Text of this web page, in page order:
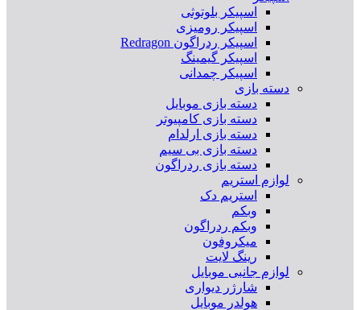
اسپیکر بلوتوثی
اسپیکر رومیزی
اسپیکر ردراگون Redragon
اسپیکر گیمینگ
اسپیکر چمدانی
دسته بازی
دسته بازی موبایل
دسته بازی کامپیوتر
دسته بازی ارلدام
دسته بازی بی سیم
دسته بازی ردراگون
لوازم استریم
استریم دک
وبکم
وبکم ردراگون
میکروفون
رینگ لایت
لوازم جانبی موبایل
شارژر دیواری
هولدر موبایل